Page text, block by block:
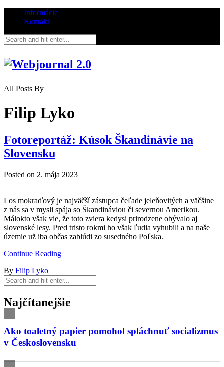
Informácie
Kontakt
All Posts By
Filip Lyko
Fotoreportáž: Kúsok Škandinávie na
Slovensku
Posted on 2. mája 2023
Los mokraďový je najväčší zástupca čeľade jeleňovitých a väčšine
z nás sa v mysli spája so Škandináviou či severnou Amerikou.
Málokto však vie, že toto zviera kedysi prirodzene obývalo aj
slovenské lesy. Pred tristo rokmi ho však ľudia vyhubili a na naše
územie už iba občas zablúdi zo susedného Poľska.
Continue Reading
By Filip Lyko
Najčítanejšie
Ako toaletný papier pomohol spláchnuť socializmus
v Československu